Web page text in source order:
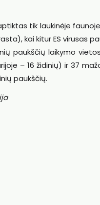
tik laukinėje
kai kitur ES virusas
paukščių laikymo
– 16 židinių) ir 37
paukščių.